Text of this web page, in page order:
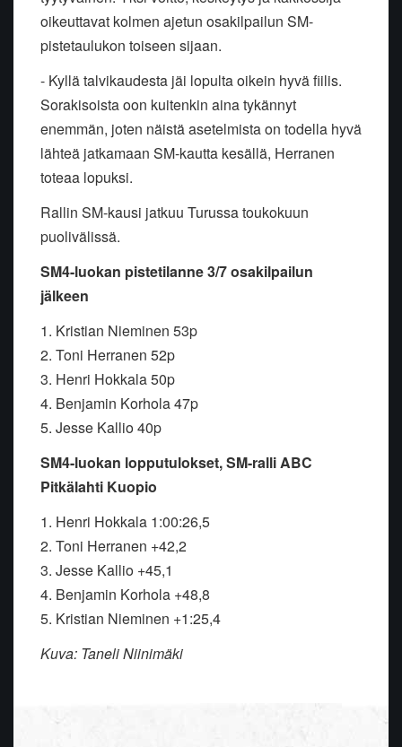
oikeuttavat kolmen ajetun osakilpailun SM-
pistetaulukon toiseen sijaan.
- Kyllä talvikaudesta jäi lopulta oikein hyvä fiilis.
Sorakisoista oon kuitenkin aina tykännyt
enemmän, joten näistä asetelmista on todella hyvä
lähteä jatkamaan SM-kautta kesällä, Herranen
toteaa lopuksi.
Rallin SM-kausi jatkuu Turussa toukokuun
puolivälissä.
SM4-luokan pistetilanne 3/7 osakilpailun
jälkeen
1. Kristian Nieminen 53p
2. Toni Herranen 52p
3. Henri Hokkala 50p
4. Benjamin Korhola 47p
5. Jesse Kallio 40p
SM4-luokan lopputulokset, SM-ralli ABC
Pitkälahti Kuopio
1. Henri Hokkala 1:00:26,5
2. Toni Herranen +42,2
3. Jesse Kallio +45,1
4. Benjamin Korhola +48,8
5. Kristian Nieminen +1:25,4
Kuva: Taneli Niinimäki